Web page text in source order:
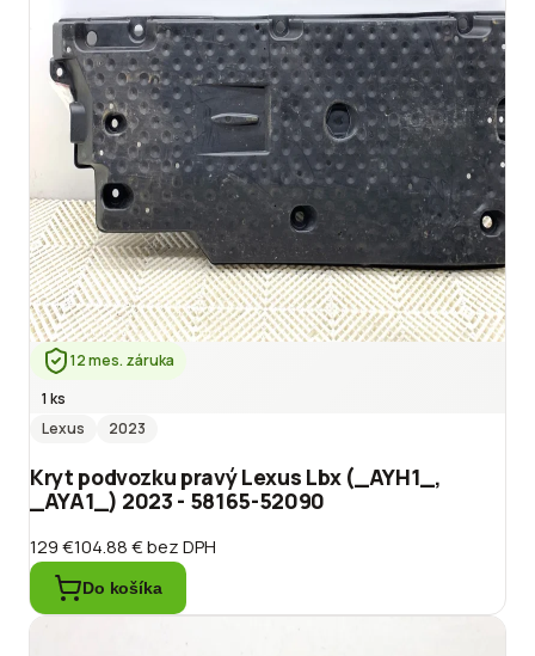
12 mes. záruka
1 ks
Lexus
2023
Kryt podvozku pravý Lexus Lbx (_AYH1_,
_AYA1_) 2023 - 58165-52090
129 €104.88 €bez DPH
Do košíka